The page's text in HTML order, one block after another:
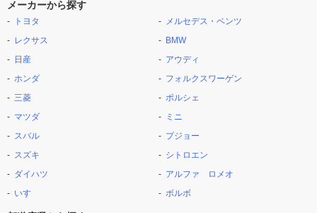
メーカーから探す
トヨタ
レクサス
日産
ホンダ
三菱
マツダ
スバル
スズキ
ダイハツ
いすゞ
メルセデス・ベンツ
BMW
アウディ
フォルクスワーゲン
ポルシェ
ミニ
プジョー
シトロエン
アルファ ロメオ
ボルボ